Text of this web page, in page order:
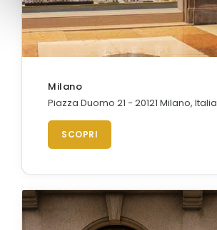
Milano
Piazza Duomo 21 - 20121 Milano, Italia
SCOPRI